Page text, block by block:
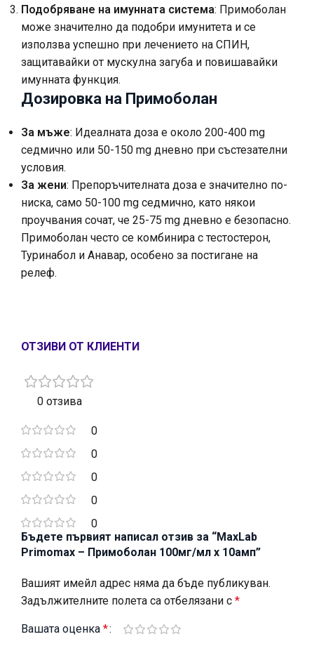
Подобряване на имунната система: Примоболан
може значително да подобри имунитета и се
използва успешно при лечението на СПИН,
защитавайки от мускулна загуба и повишавайки
имунната функция.
Дозировка на Примоболан
За мъже: Идеалната доза е около 200-400 mg
седмично или 50-150 mg дневно при състезателни
условия.
За жени: Препоръчителната доза е значително по-
ниска, само 50-100 mg седмично, като някои
проучвания сочат, че 25-75 mg дневно е безопасно.
Примоболан често се комбинира с тестостерон,
Туринабол и Анавар, особено за постигане на
релеф.
ОТЗИВИ ОТ КЛИЕНТИ
0 отзива
0
0
0
0
0
Бъдете първият написал отзив за “MaxLab
Primomax – Примоболан 100мг/мл х 10амп”
Вашият имейл адрес няма да бъде публикуван.
Задължителните полета са отбелязани с *
Вашата оценка *